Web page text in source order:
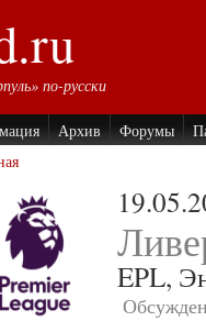
по-русски
Архив Форумы
EPL,